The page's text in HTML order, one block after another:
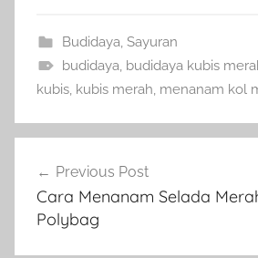
Budidaya Sayuran
budidaya budidaya kubis
kubis kubis merah menanam kol
pos
Previous Post
Cara Menanam Selada
Polybag